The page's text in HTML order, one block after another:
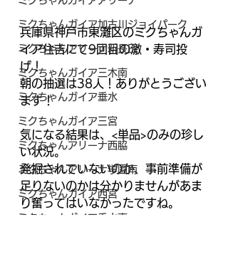
ミクちゃんガイア加古川ジョイパーク
ミクちゃんアリーナ新長田
ミクちゃんガイア三木南
ミクちゃんガイア垂水
ミクちゃんガイア三宮
ミクちゃんアリーナ西脇
ミクちゃんアリーナ学園南
ミクちゃんガイア西宮
ミクちゃんガイア垂水東
兵庫県神戸市東灘区のミクちゃんガ
イア住吉にて9回目の激・寿司投
げ！
朝の抽選は38人！ありがとうござい
ます！
気になる結果は、<単品>のみの珍し
い状況。
発掘されていないのか、事前準備が
足りないのかは分かりませんがあま
り奮ってはいなかったですね。